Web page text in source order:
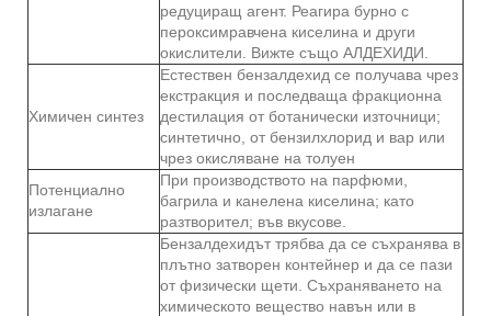
редуциращ агент. Реагира бурно с
пероксимравчена киселина и други
окислители. Вижте също АЛДЕХИДИ.
Химичен синтез
Естествен бензалдехид се получава чрез
екстракция и последваща фракционна
дестилация от ботанически източници;
синтетично, от бензилхлорид и вар или
чрез окисляване на толуен
Потенциално
излагане
При производството на парфюми,
багрила и канелена киселина; като
разтворител; във вкусове.
Бензалдехидът трябва да се съхранява в
плътно затворен контейнер и да се пази
от физически щети. Съхраняването на
химическото вещество навън или в